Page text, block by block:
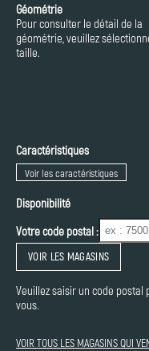
Géométrie
Pour consulter le détail de la
géométrie, veuillez
taille.
Caractéristiques
Voir les caractéristiques
Disponibilité
Votre code postal :
VOIR LES MAGASINS
Veuillez saisir un code
vous.
VOIR TOUS LES MAGASINS QUI